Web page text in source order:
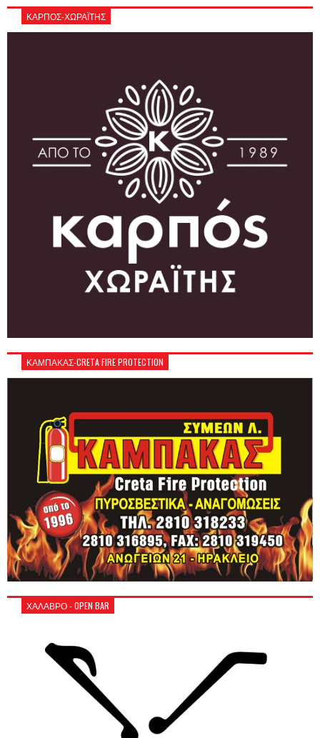
ΚΑΡΠΟΣ-ΧΩΡΑΪΤΗΣ
ΚΑΜΠΑΚΑΣ-CRETA FIRE PROTECTION
ΧΑΛΑΒΡΟ - OPEN BAR